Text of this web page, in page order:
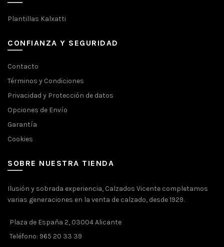
Plantillas Kalxatti
CONFIANZA Y SEGURIDAD
Contacto
Términos y Condiciones
Privacidad y Protección de datos
Opciones de Envío
Garantía
Cookies
SOBRE NUESTRA TIENDA
Ilusión y sobrada experiencia, Calzados Vicente completamos
varias generaciones en la venta de calzado, desde 1929.
Plaza de España 2, 03004 Alicante
Teléfono: 965 20 33 39